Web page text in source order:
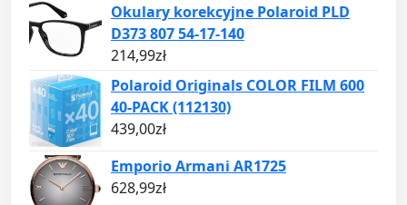
Okulary korekcyjne Polaroid PLD
D373 807 54-17-140
214,99zł
Polaroid Originals COLOR FILM 600
40-PACK (112130)
439,00zł
Emporio Armani AR1725
628,99zł